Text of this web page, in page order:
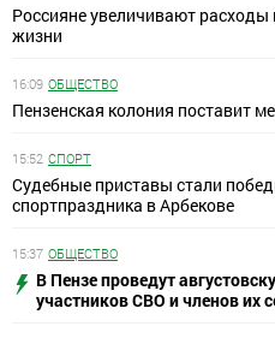
Россияне увеличивают
жизни
16:09 ОБЩЕСТВО
Пензенская колония поставит
15:52 СПОРТ
Судебные приставы стали
спортпраздника в Арбекове
15:37 ОБЩЕСТВО
В Пензе проведут
участников СВО и членов их